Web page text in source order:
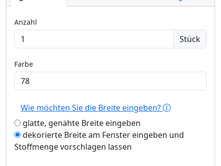
Anzahl
Stück
Farbe
Wie möchten Sie die Breite eingeben?
glatte, genähte Breite eingeben
dekorierte Breite am Fenster eingeben und
Stoffmenge vorschlagen lassen